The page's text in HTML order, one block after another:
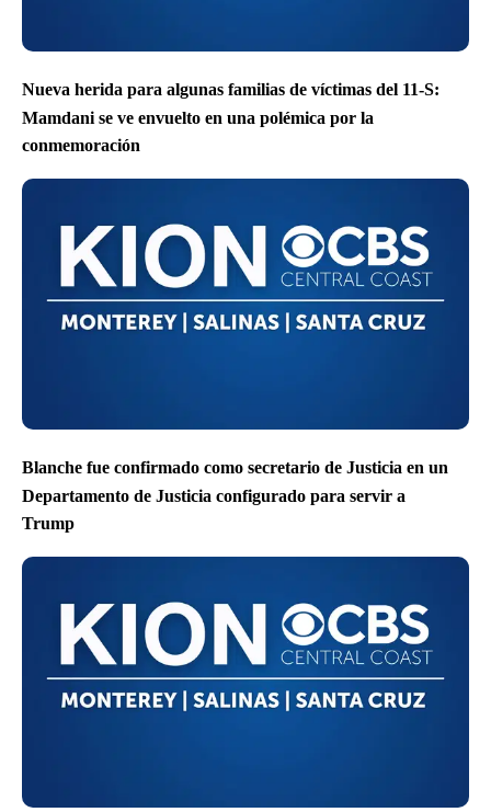
Nueva herida para algunas familias de víctimas del 11-S:
Mamdani se ve envuelto en una polémica por la
conmemoración
Blanche fue confirmado como secretario de Justicia en un
Departamento de Justicia configurado para servir a
Trump